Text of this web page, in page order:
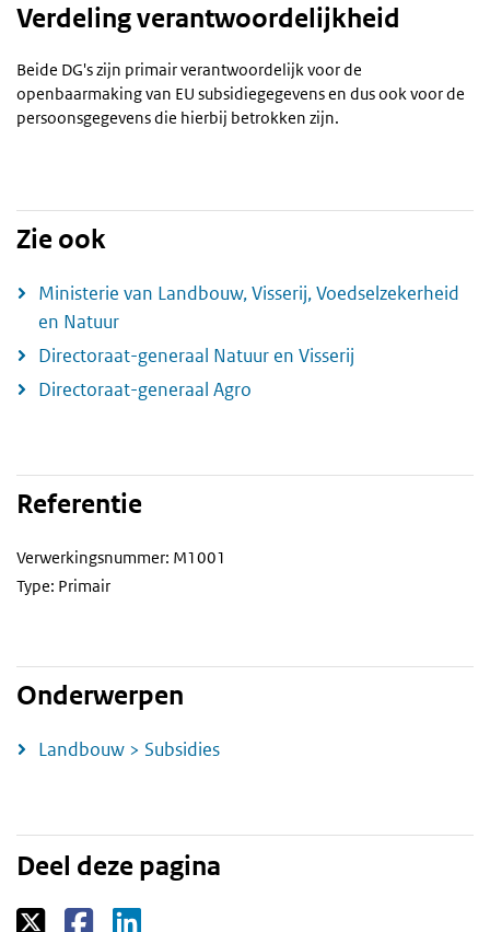
Verdeling verantwoordelijkheid
Beide DG's zijn primair verantwoordelijk voor de
openbaarmaking van EU subsidiegegevens en dus ook voor de
persoonsgegevens die hierbij betrokken zijn.
Zie ook
Ministerie van Landbouw, Visserij, Voedselzekerheid
en Natuur
Directoraat-generaal Natuur en Visserij
Directoraat-generaal Agro
Referentie
Verwerkingsnummer: M1001
Type: Primair
Onderwerpen
Landbouw > Subsidies
Deel deze pagina